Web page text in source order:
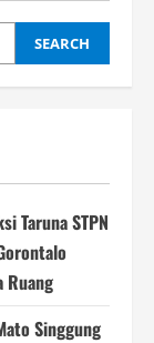
SEARCH
Taruna STPN
Ruang
Singgung